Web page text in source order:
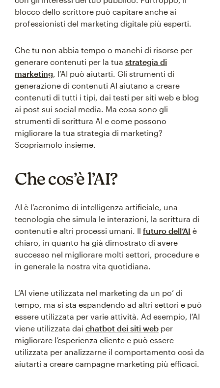
blocco dello scrittore può capitare anche ai
professionisti del marketing digitale più esperti.
Che tu non abbia tempo o manchi di risorse per
generare contenuti per la tua strategia di
marketing, l’AI può aiutarti. Gli strumenti di
generazione di contenuti AI aiutano a creare
contenuti di tutti i tipi, dai testi per siti web e blog
ai post sui social media. Ma cosa sono gli
strumenti di scrittura AI e come possono
migliorare la tua strategia di marketing?
Scopriamolo insieme.
Che cos’è l’AI?
AI è l’acronimo di intelligenza artificiale, una
tecnologia che simula le interazioni, la scrittura di
contenuti e altri processi umani. Il futuro dell’AI è
chiaro, in quanto ha già dimostrato di avere
successo nel migliorare molti settori, procedure e
in generale la nostra vita quotidiana.
L’AI viene utilizzata nel marketing da un po’ di
tempo, ma si sta espandendo ad altri settori e può
essere utilizzata per varie attività. Ad esempio, l’AI
viene utilizzata dai chatbot dei siti web per
migliorare l’esperienza cliente e può essere
utilizzata per analizzarne il comportamento così da
aiutarti a creare campagne marketing più efficaci.